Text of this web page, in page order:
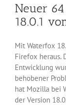
schnell
wie
C++
Neuer
18.0.1
Mit Waterfox
Firefox heraus.
Entwicklung
behobener
hat Mozilla bei
der Version